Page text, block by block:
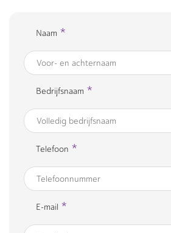
Naam *
Bedrijfsnaam *
Telefoon *
E-mail *